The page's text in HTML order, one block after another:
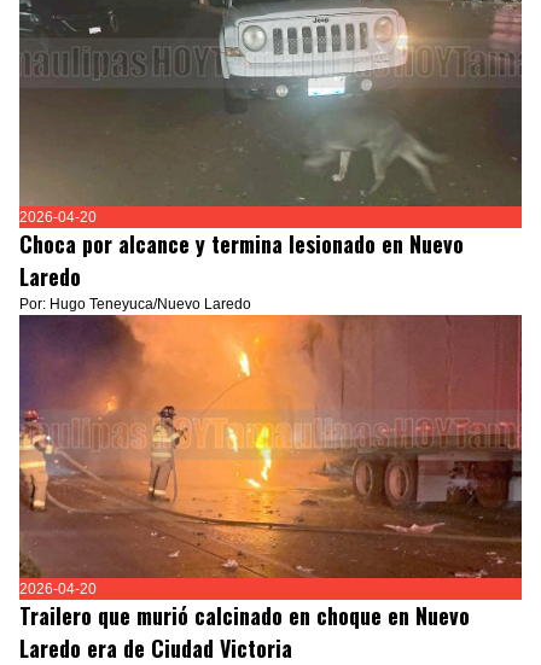
2026-04-20
Choca por alcance y termina lesionado en Nuevo
Laredo
Por: Hugo Teneyuca/Nuevo Laredo
2026-04-20
Trailero que murió calcinado en choque en Nuevo
Laredo era de Ciudad Victoria